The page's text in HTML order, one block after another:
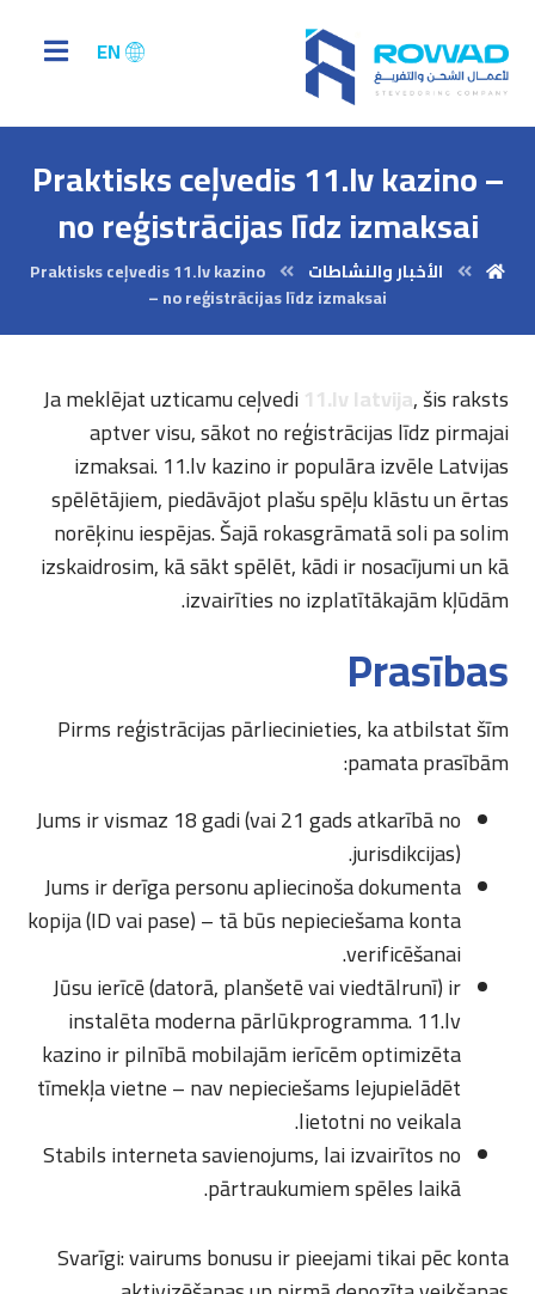
EN
Praktisks ceļvedis 11.lv kazino –
no reģistrācijas līdz izmaksai
الأخبار والنشاطات
Praktisks ceļvedis 11.lv kazino
– no reģistrācijas līdz izmaksai
Ja meklējat uzticamu ceļvedi11.lv latvija, šis raksts
aptver visu, sākot no reģistrācijas līdz pirmajai
izmaksai. 11.lv kazino ir populāra izvēle Latvijas
spēlētājiem, piedāvājot plašu spēļu klāstu un ērtas
norēķinu iespējas. Šajā rokasgrāmatā soli pa solim
izskaidrosim, kā sākt spēlēt, kādi ir nosacījumi un kā
izvairīties no izplatītākajām kļūdām.
Prasības
Pirms reģistrācijas pārliecinieties, ka atbilstat šīm
pamata prasībām:
Jums ir vismaz 18 gadi (vai 21 gads atkarībā no
jurisdikcijas).
Jums ir derīga personu apliecinoša dokumenta
kopija (ID vai pase) – tā būs nepieciešama konta
verificēšanai.
Jūsu ierīcē (datorā, planšetē vai viedtālrunī) ir
instalēta moderna pārlūkprogramma. 11.lv
kazino ir pilnībā mobilajām ierīcēm optimizēta
tīmekļa vietne – nav nepieciešams lejupielādēt
lietotni no veikala.
Stabils interneta savienojums, lai izvairītos no
pārtraukumiem spēles laikā.
Svarīgi: vairums bonusu ir pieejami tikai pēc konta